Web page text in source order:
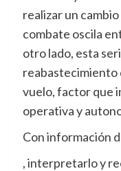
realizar un
combate oscila
otro lado, esta
reabastecimiento
vuelo, factor que
operativa y
Con información
, interpretarlo y